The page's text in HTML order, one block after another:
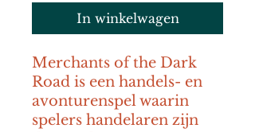
In winkelwagen
Merchants of the Dark
Road is een handels- en
avonturenspel waarin
spelers handelaren zijn